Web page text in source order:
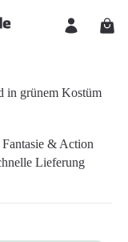
& Action
Lieferung